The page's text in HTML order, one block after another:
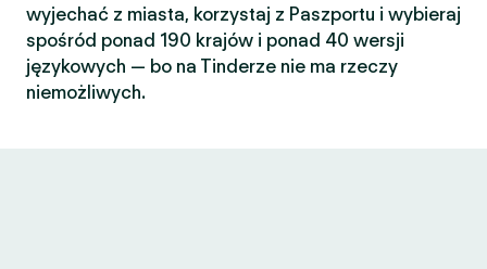
wyjechać z miasta, korzystaj z Paszportu i wybieraj
spośród ponad 190 krajów i ponad 40 wersji
językowych — bo na Tinderze nie ma rzeczy
niemożliwych.